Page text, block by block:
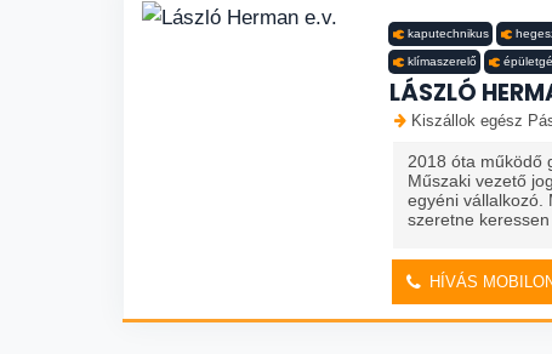
kaputechnikus
klímaszerelő
LÁSZLÓ
Kiszállok egész
2018 óta működő
Műszaki vezető
egyéni vállalkozó.
szeretne keressen
HÍVÁS